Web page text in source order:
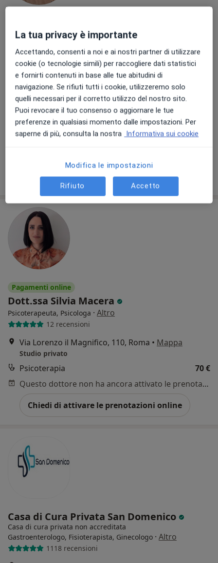
Dott. Alberto Baldotto
Psicoterapeuta, Psicologo, Psicologo clinico·Altro
5 recensioni
Indirizzo Online
Via Polesine, 19, Roma•Mappa
Studio Medico Roma (solo online)
Consulenza psicologica
60 €
Chiedi di attivare le prenotazioni online
Pagamenti online
Dott.ssa Silvia Macera
Psicoterapeuta, Psicologa · Altro
12 recensioni
Via Lorenzo il Magnifico, 110, Roma • Mappa
Studio privato
Psicoterapia
70 €
Questo dottore non ha ancora attivato le prenotazioni online presso questo indirizzo.
Chiedi di attivare le prenotazioni online
Casa di Cura Privata San Domenico
Casa di cura privata non accreditata
Gastroenterologo, Fisioterapista, Ginecologo · Altro
1118 recensioni
La tua privacy è importante
Accettando, consenti a noi e ai nostri partner di utilizzare
cookie (o tecnologie simili) per raccogliere dati statistici
e fornirti contenuti in base alle tue abitudini di
navigazione. Se rifiuti tutti i cookie, utilizzeremo solo
quelli necessari per il corretto utilizzo del nostro sito.
Puoi revocare il tuo consenso o aggiornare le tue
preferenze in qualsiasi momento dalle impostazioni. Per
saperne di più, consulta la nostra Informativa sui cookie
Modifica le impostazioni
Rifiuto Accetto